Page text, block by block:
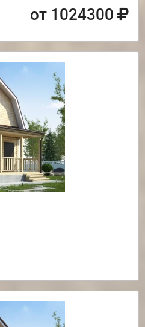
от 1024300